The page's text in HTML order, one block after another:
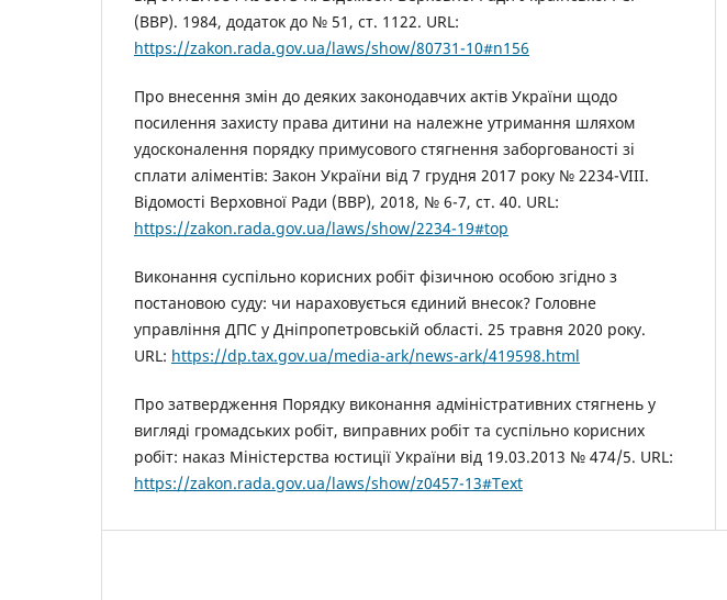
(ВВР). 1984, додаток до № 51, ст. 1122. URL:
https://zakon.rada.gov.ua/laws/show/80731-10#n156
Про внесення змін до деяких законодавчих актів України щодо
посилення захисту права дитини на належне утримання шляхом
удосконалення порядку примусового стягнення заборгованості зі
сплати аліментів: Закон України від 7 грудня 2017 року № 2234-VIII.
Відомості Верховної Ради (ВВР), 2018, № 6-7, ст. 40. URL:
https://zakon.rada.gov.ua/laws/show/2234-19#top
Виконання суспільно корисних робіт фізичною особою згідно з
постановою суду: чи нараховується єдиний внесок? Головне
управління ДПС у Дніпропетровській області. 25 травня 2020 року.
URL: https://dp.tax.gov.ua/media-ark/news-ark/419598.html
Про затвердження Порядку виконання адміністративних стягнень у
вигляді громадських робіт, виправних робіт та суспільно корисних
робіт: наказ Міністерства юстиції України від 19.03.2013 № 474/5. URL:
https://zakon.rada.gov.ua/laws/show/z0457-13#Text